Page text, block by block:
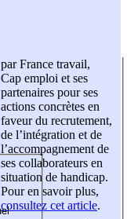
par France travail,
Cap emploi et ses
partenaires pour ses
actions concrètes en
faveur du recrutement,
de l’intégration et de
l’accompagnement de
ses collaborateurs en
situation de handicap.
Pour en savoir plus,
consultez cet article.